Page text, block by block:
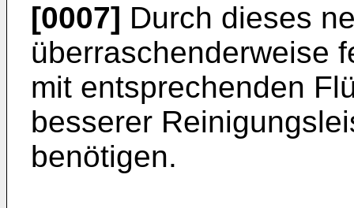
[0007] Durch dieses
überraschenderweise
mit entsprechenden
besserer
benötigen.